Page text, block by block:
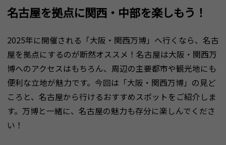
名古屋を拠点に関西・中部を楽しもう！
2025年に開催される「大阪・関西万博」へ行くなら、名古
屋を拠点にするのが断然オススメ！名古屋は大阪・関西万
博へのアクセスはもちろん、周辺の主要都市や観光地にも
便利な立地が魅力です。今回は「大阪・関西万博」の見ど
ころと、名古屋から行けるおすすめスポットをご紹介しま
す。万博と一緒に、名古屋の魅力も存分に楽しんでくださ
い！